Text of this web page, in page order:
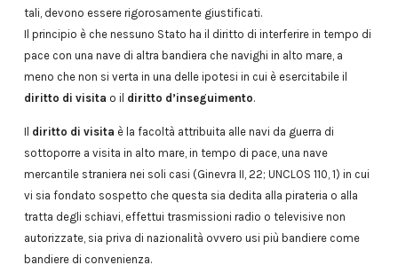
tali, devono essere rigorosamente giustificati.
Il principio è che nessuno Stato ha il diritto di interferire in tempo di
pace con una nave di altra bandiera che navighi in alto mare, a
meno che non si verta in una delle ipotesi in cui è esercitabile il
diritto di visita o il diritto d’inseguimento.
Il diritto di visita è la facoltà attribuita alle navi da guerra di
sottoporre a visita in alto mare, in tempo di pace, una nave
mercantile straniera nei soli casi (Ginevra II, 22; UNCLOS 110, 1) in cui
vi sia fondato sospetto che questa sia dedita alla pirateria o alla
tratta degli schiavi, effettui trasmissioni radio o televisive non
autorizzate, sia priva di nazionalità ovvero usi più bandiere come
bandiere di convenienza.